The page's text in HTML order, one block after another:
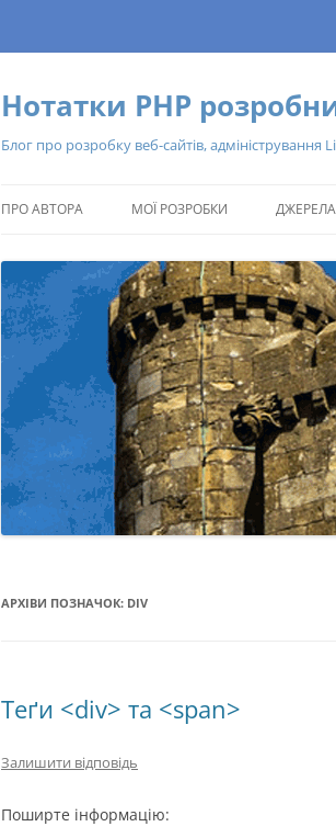
Нотатки PHP
Блог про розробку веб-сайтів, адміністрування
ПРО АВТОРА МОЇ РОЗРОБКИ ДЖЕРЕЛА
АРХІВИ ПОЗНАЧОК: DIV
Теґи <div> та <span>
Залишити відповідь
Поширте інформацію: